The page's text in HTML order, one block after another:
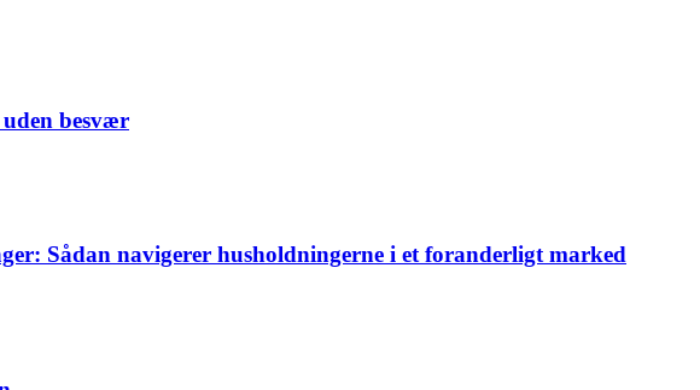
besvær
Sådan navigerer husholdningerne i et foranderligt marked